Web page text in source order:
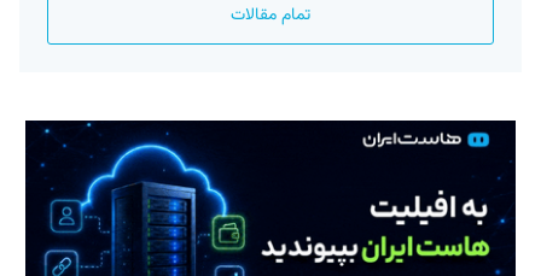
تمام مقالات